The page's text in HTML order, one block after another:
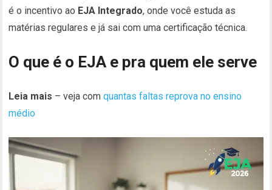
é o incentivo ao EJA Integrado, onde você estuda as
matérias regulares e já sai com uma certificação técnica.
O que é o EJA e pra quem ele serve
Leia mais – veja comquantas faltas reprova no ensino
médio